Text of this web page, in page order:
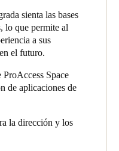
sienta las bases
lo que permite al
a sus
el futuro.
Space
de aplicaciones de
la dirección y los